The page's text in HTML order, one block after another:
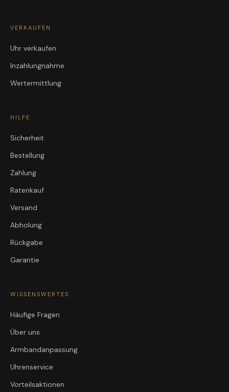
VERKAUFEN
Uhr verkaufen
Inzahlungnahme
Wertermittlung
HILFE
Sicherheit
Bestellung
Zahlung
Ratenkauf
Versand
Abholung
Rückgabe
Garantie
WISSENSWERTES
Häufige Fragen
Über uns
Armbandanpassung
Uhrenservice
Vorteilsaktionen